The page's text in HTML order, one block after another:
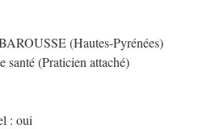
(Hautes-Pyrénées)
santé (Praticien attaché)
: oui